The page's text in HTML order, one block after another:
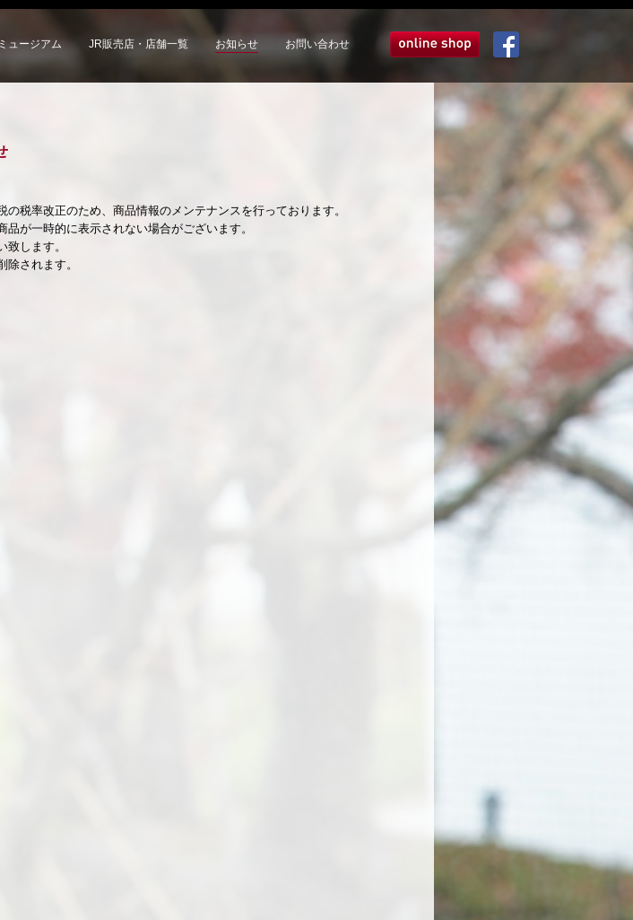
ュージアム JR販売店・店舗一覧 お知らせ お問い合わせ オンラインショップ
の税率改正のため、商品情報のメンテナンスを行っております。
品が一時的に表示されない場合がございます。
致します。
されます。